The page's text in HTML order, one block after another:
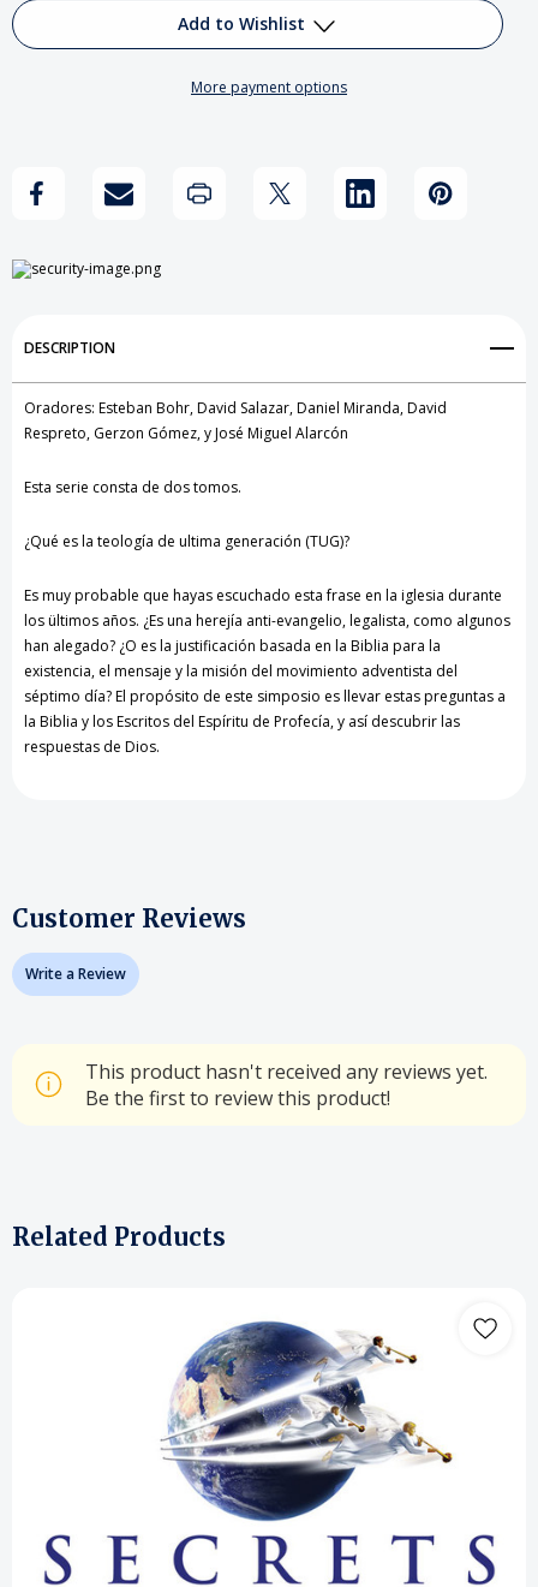
Generación
Teología
la
Generación
Add to Wishlist
Add to My Wish List
View All Wish List
More payment options
DESCRIPTION
Oradores: Esteban Bohr, David Salazar, Daniel Miranda, David
Respreto, Gerzon Gómez, y José Miguel Alarcón
Esta serie consta de dos tomos.
¿Qué es la teología de ultima generación (TUG)?
Es muy probable que hayas escuchado esta frase en la iglesia durante
los ültimos años. ¿Es una herejía anti-evangelio, legalista, como algunos
han alegado? ¿O es la justificación basada en la Biblia para la
existencia, el mensaje y la misión del movimiento adventista del
séptimo día? El propósito de este simposio es llevar estas preguntas a
la Biblia y los Escritos del Espíritu de Profecía, y así descubrir las
respuestas de Dios.
Customer Reviews
Write a Review
This product hasn't received any reviews yet.
Be the first to review this product!
Related Products